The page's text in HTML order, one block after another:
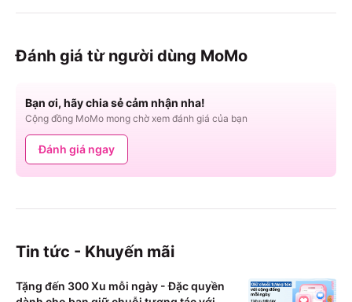
Đánh giá từ người dùng MoMo
Bạn ơi, hãy chia sẻ cảm nhận nha!
Cộng đồng MoMo mong chờ xem đánh giá của bạn
Đánh giá ngay
Tin tức - Khuyến mãi
Tặng đến 300 Xu mỗi ngày - Đặc quyền